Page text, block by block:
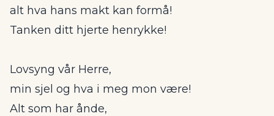
alt hva hans makt kan formå!
Tanken ditt hjerte henrykke!
Lovsyng vår Herre,
min sjel og hva i meg mon være!
Alt som har ånde,